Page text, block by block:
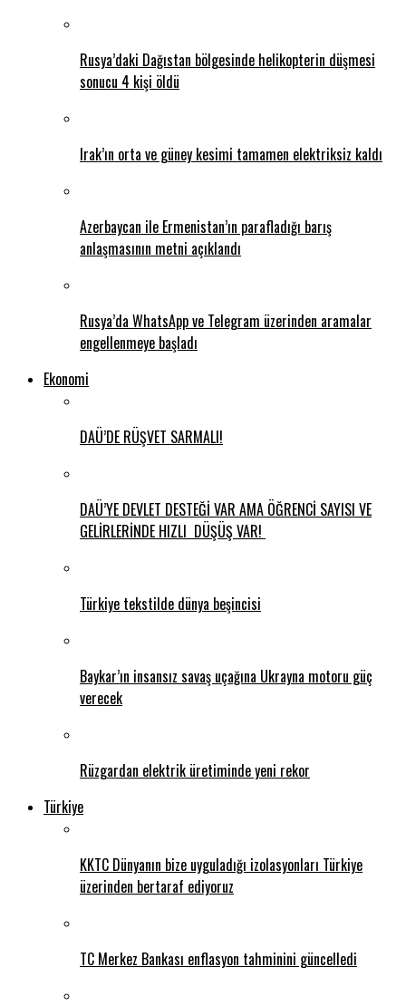
Rusya’daki Dağıstan bölgesinde helikopterin düşmesi
sonucu 4 kişi öldü
Irak’ın orta ve güney kesimi tamamen elektriksiz kaldı
Azerbaycan ile Ermenistan’ın parafladığı barış
anlaşmasının metni açıklandı
Rusya’da WhatsApp ve Telegram üzerinden aramalar
engellenmeye başladı
Ekonomi
DAÜ’DE RÜŞVET SARMALI!
DAÜ’YE DEVLET DESTEĞİ VAR AMA ÖĞRENCİ SAYISI VE
GELİRLERİNDE HIZLI DÜŞÜŞ VAR!
Türkiye tekstilde dünya beşincisi
Baykar’ın insansız savaş uçağına Ukrayna motoru güç
verecek
Rüzgardan elektrik üretiminde yeni rekor
Türkiye
KKTC Dünyanın bize uyguladığı izolasyonları Türkiye
üzerinden bertaraf ediyoruz
TC Merkez Bankası enflasyon tahminini güncelledi